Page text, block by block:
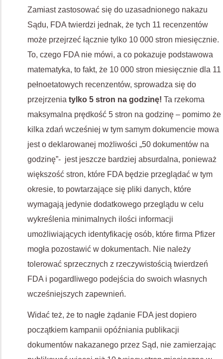
Zamiast zastosować się do uzasadnionego nakazu
Sądu, FDA twierdzi jednak, że tych 11 recenzentów
może przejrzeć łącznie tylko 10 000 stron miesięcznie.
To, czego FDA nie mówi, a co pokazuje podstawowa
matematyka, to fakt, że 10 000 stron miesięcznie dla 11
pełnoetatowych recenzentów, sprowadza się do
przejrzenia tylko 5 stron na godzinę! Ta rzekoma
maksymalna prędkość 5 stron na godzinę – pomimo że
kilka zdań wcześniej w tym samym dokumencie mowa
jest o deklarowanej możliwości „50 dokumentów na
godzinę”- jest jeszcze bardziej absurdalna, ponieważ
większość stron, które FDA będzie przeglądać w tym
okresie, to powtarzające się pliki danych, które
wymagają jedynie dodatkowego przeglądu w celu
wykreślenia minimalnych ilości informacji
umożliwiających identyfikację osób, które firma Pfizer
mogła pozostawić w dokumentach. Nie należy
tolerować sprzecznych z rzeczywistością twierdzeń
FDA i pogardliwego podejścia do swoich własnych
wcześniejszych zapewnień.
Widać też, że to nagłe żądanie FDA jest dopiero
początkiem kampanii opóźniania publikacji
dokumentów nakazanego przez Sąd, nie zamierzając